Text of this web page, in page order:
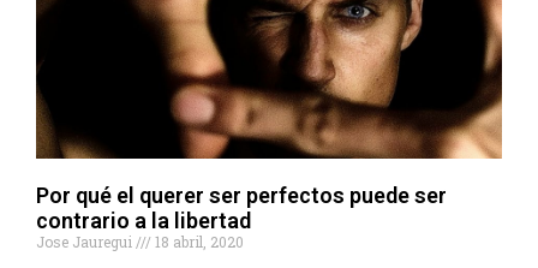
Por qué el querer ser perfectos puede ser
contrario a la libertad
Jose Jauregui 18 abril, 2020